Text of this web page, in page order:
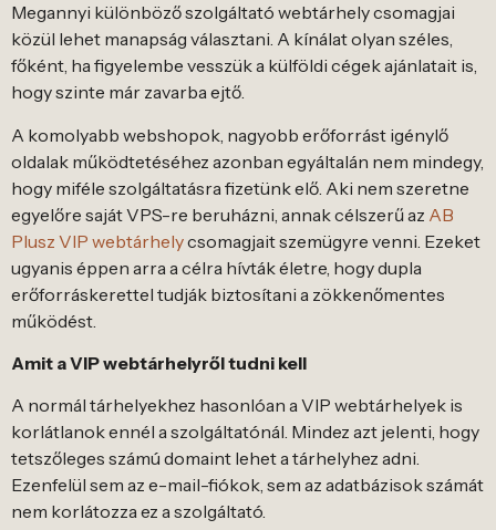
Megannyi különböző szolgáltató webtárhely csomagjai
közül lehet manapság választani. A kínálat olyan széles,
főként, ha figyelembe vesszük a külföldi cégek ajánlatait is,
hogy szinte már zavarba ejtő.
A komolyabb webshopok, nagyobb erőforrást igénylő
oldalak működtetéséhez azonban egyáltalán nem mindegy,
hogy miféle szolgáltatásra fizetünk elő. Aki nem szeretne
egyelőre saját VPS-re beruházni, annak célszerű az AB
Plusz VIP webtárhelycsomagjait szemügyre venni. Ezeket
ugyanis éppen arra a célra hívták életre, hogy dupla
erőforráskerettel tudják biztosítani a zökkenőmentes
működést.
Amit a VIP webtárhelyről tudni kell
A normál tárhelyekhez hasonlóan a VIP webtárhelyek is
korlátlanok ennél a szolgáltatónál. Mindez azt jelenti, hogy
tetszőleges számú domaint lehet a tárhelyhez adni.
Ezenfelül sem az e-mail-fiókok, sem az adatbázisok számát
nem korlátozza ez a szolgáltató.